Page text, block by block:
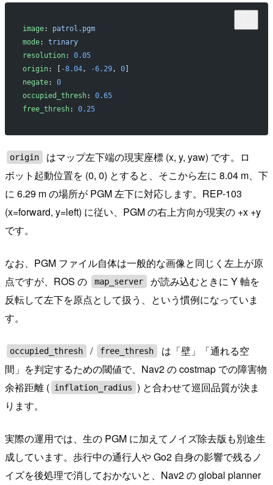
image: patrol.pgm
mode: trinary
resolution: 0.05
origin: [ -8.04, -6.29, 0]
negate: 0
occupied_thresh: 0.65
free_thresh: 0.25
origin
はマップ左下端の現実座標 (x, y, yaw) です。ロ
ボット起動位置を (0, 0) とすると、そこから左に 8.04 m、下
に 6.29 m の場所が PGM 左下に対応します。REP-103
(x=forward, y=left) に従い、PGM の右上方向が現実の +x +y
です。
なお、PGM ファイル自体は一般的な画像と同じく左上が原
点ですが、ROS の
map_server
が読み込むときに Y 軸を
反転して左下を原点として扱う、という慣例になっていま
す。
occupied_thresh / free_thresh
は「壁」「通れる空
間」を判定するための閾値で、Nav2 の costmap での障害物
余裕距離 ( inflation_radius ) と合わせて巡回品質が決ま
ります。
実際の運用では、生の PGM に加えてノイズ除去版も別途生
成しています。歩行中の通行人や Go2 自身の影響で残るノ
イズを後処理で消しておかないと、Nav2 の global planner